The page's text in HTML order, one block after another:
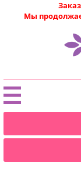
Мы